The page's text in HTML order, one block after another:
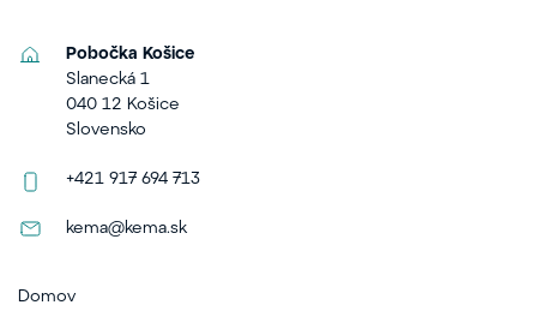
Pobočka Košice
Slanecká 1
040 12 Košice
Slovensko
+421 917 694 713
kema@kema.sk
Domov